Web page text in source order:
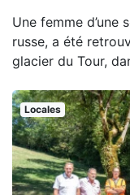
Une femme d’une
russe, a été
glacier du Tour,
Locales